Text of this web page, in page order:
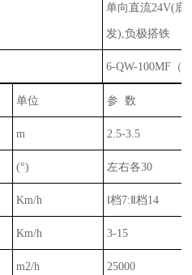
单向直流24V( 底
发),负极搭铁
6-QW-100MF （
单位 参 数
m 2.5-3.5
(°) 左右各30
Km/h Ⅰ档7: Ⅱ档14
Km/h 3-15
m2/h 25000